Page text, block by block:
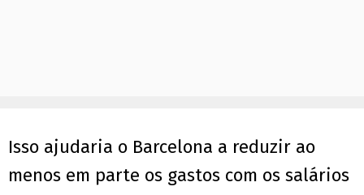
Isso ajudaria o Barcelona a reduzir ao
menos em parte os gastos com os salários